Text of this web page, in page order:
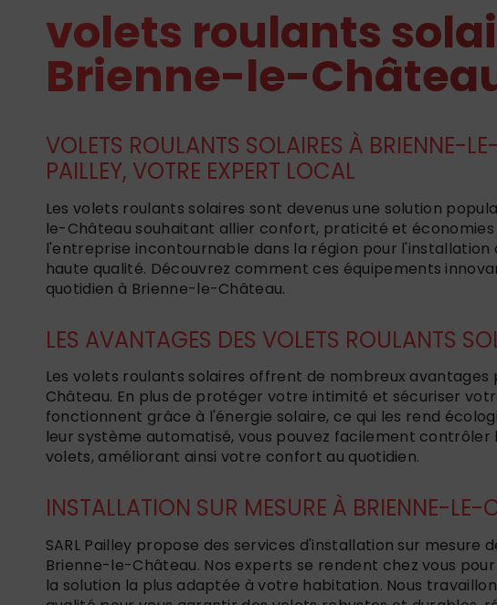
volets roulants
Brienne-le-
VOLETS ROULANTS SOLAIRES À BRIENNE-
PAILLEY, VOTRE EXPERT LOCAL
Les volets roulants solaires sont devenus une solution
le-Château souhaitant allier confort, praticité et économies
l'entreprise incontournable dans la région pour l'installation
haute qualité. Découvrez comment ces équipements
quotidien à Brienne-le-Château.
LES AVANTAGES DES VOLETS ROULANTS
Les volets roulants solaires offrent de nombreux
Château. En plus de protéger votre intimité et sécuriser
fonctionnent grâce à l'énergie solaire, ce qui les rend
leur système automatisé, vous pouvez facilement
volets, améliorant ainsi votre confort au quotidien.
INSTALLATION SUR MESURE À BRIENNE-LE-
SARL Pailley propose des services d'installation sur mesure
Brienne-le-Château. Nos experts se rendent chez vous
la solution la plus adaptée à votre habitation. Nous